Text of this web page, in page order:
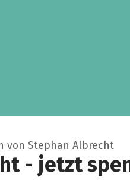
von Stephan Albrecht
- jetzt